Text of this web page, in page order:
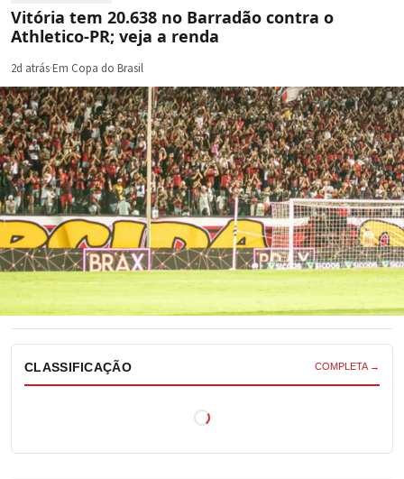
Vitória tem 20.638 no Barradão contra o
Athletico-PR; veja a renda
2d atrás·Em Copa do Brasil
CLASSIFICAÇÃO COMPLETA →